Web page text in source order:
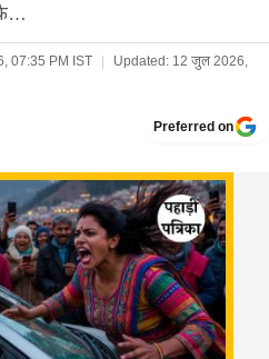
के…
07:35 PM IST Updated: 12 जुल 2026,
Preferred on